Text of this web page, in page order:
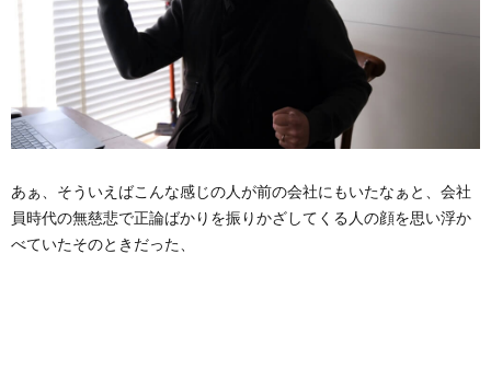
あぁ、そういえばこんな感じの人が前の会社にもいたなぁと、会社
員時代の無慈悲で正論ばかりを振りかざしてくる人の顔を思い浮か
べていたそのときだった、